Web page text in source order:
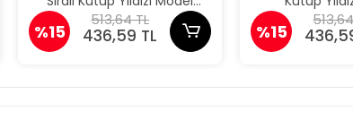
Şahmeran
%15
513,64 TL
436,59 TL %15